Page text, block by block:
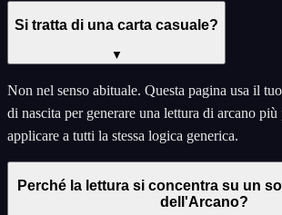
Si tratta di una carta casuale?
▼
Non nel senso abituale. Questa pagina usa il
di nascita per generare una lettura di arcano
applicare a tutti la stessa logica generica.
Perché la lettura si concentra su un
dell'Arcano?